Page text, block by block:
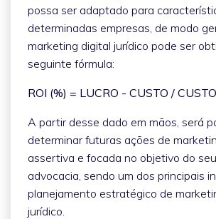
possa ser adaptado para
determinadas empresas, de modo
marketing digital jurídico pode ser
seguinte fórmula:
ROI (%) = LUCRO - CUSTO /
A partir desse dado em mãos, será
determinar futuras ações de
assertiva e focada no objetivo do
advocacia, sendo um dos principais
planejamento estratégico de
jurídico.